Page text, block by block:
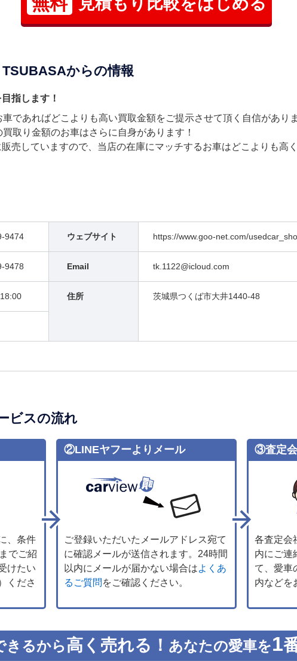
からの情報
指します！
であればどこよりも高い買取金額をご提示させて頂く自信があり
取り金額のお車はさらに自身があります！
売していますので、当店の在庫にマッチするお車はどこよりも高
9474 ウェブサイト https://www.goo-net.com/
9478 Email tk.1122@icloud.com
住所 茨城県つくば市大井1440-48
ビスの流れ
、条件
でご紹
けたい
くださ
②LINEヤフーよりメール
ご登録いただいたメールアドレス宛て
に確認メールが送信されます。24時間
以内にメールが届かない場合はよくあ
るご質問 をご確認ください。
③査定
各査定会
内にご連
て、愛車
内などを
きるから高く売れる！ あなたの愛車を1